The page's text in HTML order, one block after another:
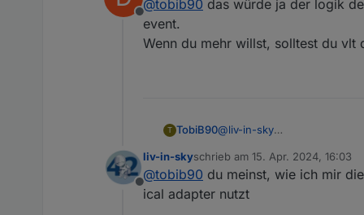
falls die seite eine
Offline
@tobib90 das würde ja der logik
event.
Wenn du mehr willst, solltest du vlt
T TobiB90@liv-in-sky
realisiert?
Offline
liv-in-skyschrieb am 15. Apr. 2024, 16:03
zuletzt editiert von
@tobib90 du meinst, wie ich mir
ical adapter nutzt